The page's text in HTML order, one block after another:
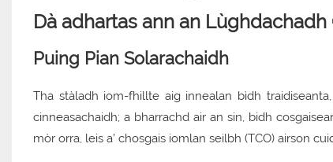
Dà adhartas ann an
Puing Pian Solarachaidh
Tha stàladh iom-fhillte aig innealan bìdh
cinneasachaidh; a bharrachd air an sin, bidh
mòr orra, leis a’ chosgais iomlan seilbh (TCO) airson